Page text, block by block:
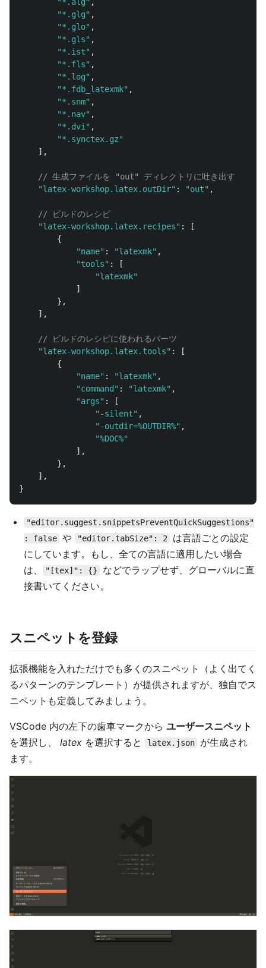
"*.alg " ,
"*.glg" ,
"*.glo" ,
"*.gls" ,
"*.ist" ,
"*.fls" ,
"*.log" ,
"*.fdb_latexmk" ,
"*.snm" ,
"*.nav" ,
"*.dvi" ,
"*.synctex.gz"
],
// 生成ファイルを "out" ディレクトリに吐き出す
"latex-workshop.latex.outDir" : "out" ,
// ビルドのレシピ
"latex-workshop.latex.recipes" :
[
{
"name" : "latexmk" ,
"tools" :
[
"latexmk"
]
},
],
// ビルドのレシピに使われるパーツ
"latex-workshop.latex.tools" :
[
{
"name" : "latexmk" ,
"command " : "latexmk" ,
"args" :
[
" -silent" ,
" -outdir=%OUTDIR%" ,
"%DOC%"
],
},
],
}
"editor.suggest.snippetsPreventQuickSuggestions"
: false や "editor.tabSize": 2
は言語ごとの設定
にしています。もし、全ての言語に適用したい場合
は、
"[tex]": {}
などでラップせず、グローバルに直
接書いてください。
スニペットを登録
拡張機能を入れただけでも多くのスニペット（よく出てく
るパターンのテンプレート）が提供されますが、独自でス
ニペットも定義してみましょう。
VSCode 内の左下の歯車マークから ユーザースニペット
を選択し、 latex を選択すると latex.json
が生成され
ます。